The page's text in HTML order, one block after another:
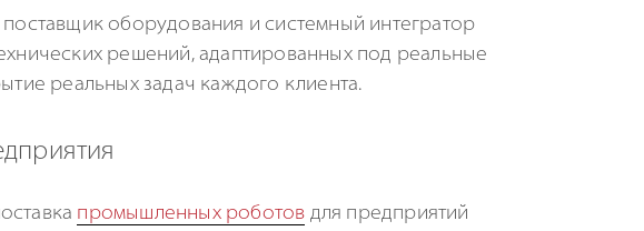
оборудования и системный интегратор
решений, адаптированных под реальные
реальных задач каждого клиента.
промышленных роботов для предприятий